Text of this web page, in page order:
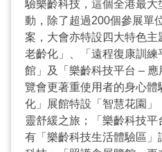
驗樂齡科技，這個全港最
動，除了超過200個參展單
案，大會亦特設四大特色
老齡化」、「遠程復康訓練
館」及「樂齡科技平台 –
覽會更著重使用者的身心
化」展館特設「智慧花園
靈舒緩之旅；「樂齡科技
有「樂齡科技生活體驗區